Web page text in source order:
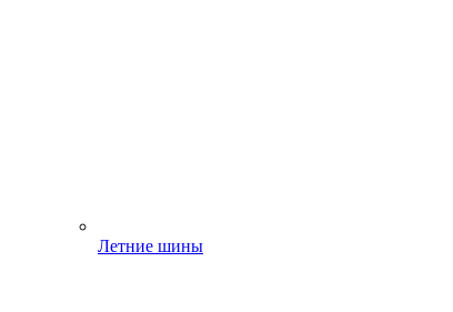
Летние шины